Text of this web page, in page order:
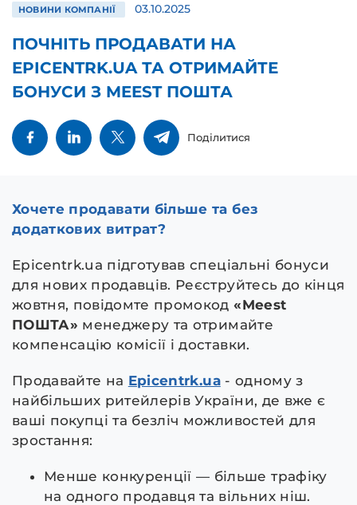
НОВИНИ КОМПАНІЇ 03.10.2025
ПОЧНІТЬ ПРОДАВАТИ НА
EPICENTRK.UA ТА ОТРИМАЙТЕ
БОНУСИ З MEEST ПОШТА
Поділитися
Хочете продавати більше та без
додаткових витрат?
Epicentrk.ua підготував спеціальні бонуси
для нових продавців. Реєструйтесь до кінця
жовтня, повідомте промокод«Meest
ПОШТА» менеджеру та отримайте
компенсацію комісії і доставки.
Продавайте на Epicentrk.ua- одному з
найбільших ритейлерів України, де вже є
ваші покупці та безліч можливостей для
зростання:
Менше конкуренції — більше трафіку
на одного продавця та вільних ніш.